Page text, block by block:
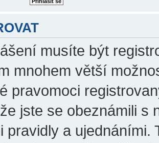
musíte být
mnohem větší
pravomoci
jste se obeznámili s
pravidly a ujednáními.